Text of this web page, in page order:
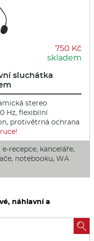
750 Kč
skladem
sluchátka
stereo
Hz, flexibilní
protivětrná ochrana
recepce, kanceláře,
notebooku, WA
náhlavní a
